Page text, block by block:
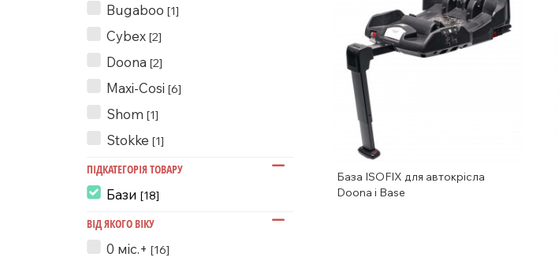
Bugaboo [1]
Cybex [2]
Doona [2]
Maxi-Cosi [6]
Shom [1]
Stokke [1]
ПІДКАТЕГОРІЯ ТОВАРУ
Бази [18]
ВІД ЯКОГО ВІКУ
0 міс.+ [16]
База ISOFIX для автокрісла
Doona i Base